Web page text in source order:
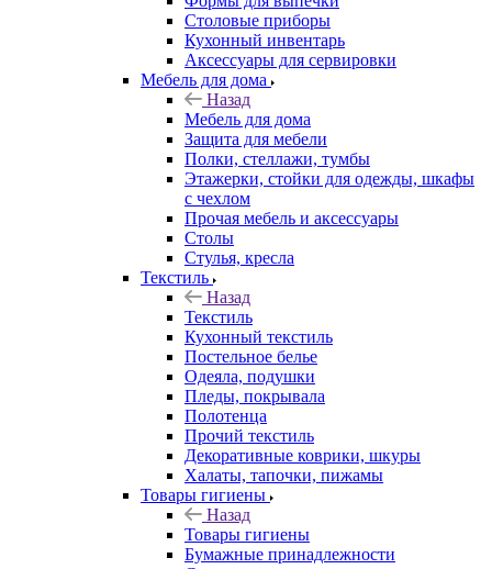
Столовые приборы
Кухонный инвентарь
Аксессуары для сервировки
Мебель для дома
Назад
Мебель для дома
Защита для мебели
Полки, стеллажи, тумбы
Этажерки, стойки для одежды, шкафы
с чехлом
Прочая мебель и аксессуары
Столы
Стулья, кресла
Текстиль
Назад
Текстиль
Кухонный текстиль
Постельное белье
Одеяла, подушки
Пледы, покрывала
Полотенца
Прочий текстиль
Декоративные коврики, шкуры
Халаты, тапочки, пижамы
Товары гигиены
Назад
Товары гигиены
Бумажные принадлежности